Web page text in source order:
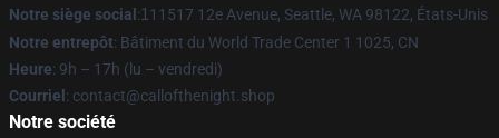
Notre siège social :1 11517 12e Avenue, Seattle, WA 98122, États-Unis
Notre entrepôt: Bâtiment du World Trade Center 1 1025, CN
Heure: 9h – 17h (lu – vendredi)
Courriel : contact@callofthenight.shop
Notre société